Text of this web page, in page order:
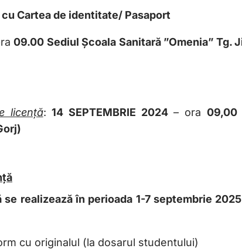
07,30 cu Cartea de identitate/
09.00 Sediul Școala Sanitară ”Omenia” Tg.
licență:14 SEPTEMBRIE 2024– ora
realizează în perioada 1-7 septembrie
cu originalul (la dosarul studentului)